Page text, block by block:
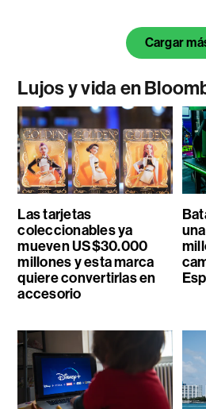
Cargar
Lujos y vida en
Las tarjetas
coleccionables ya
mueven US$30.000
millones y esta marca
quiere convertirlas en
accesorio